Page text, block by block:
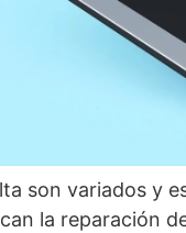
son variados y
la reparación